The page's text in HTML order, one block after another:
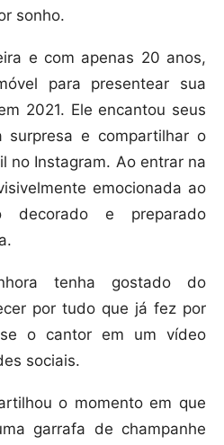
sonho.
e com apenas 20 anos,
para presentear sua
2021. Ele encantou seus
surpresa e compartilhar o
no Instagram. Ao entrar na
emocionada ao
e preparado
tenha gostado do
por tudo que já fez por
o cantor em um vídeo
sociais.
o momento em que
garrafa de champanhe